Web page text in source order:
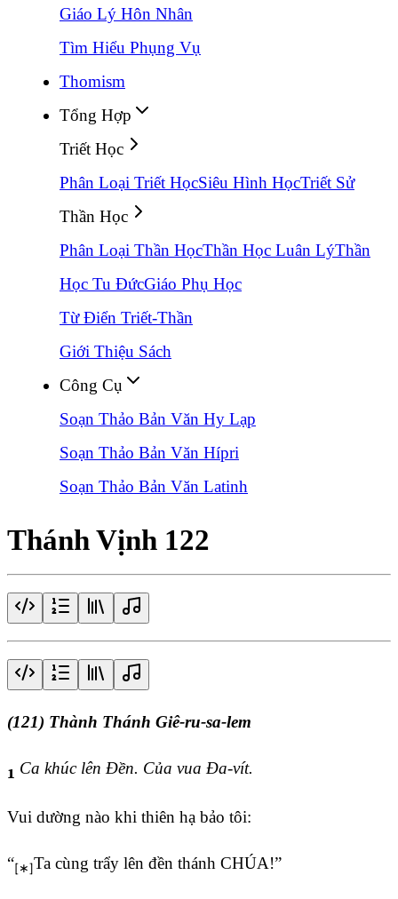
Giáo Lý Hôn Nhân
Tìm Hiểu Phụng Vụ
Thomism
Tổng Hợp
Triết Học
Phân Loại Triết HọcSiêu Hình HọcTriết Sử
Thần Học
Phân Loại Thần HọcThần Học Luân LýThần
Học Tu ĐứcGiáo Phụ Học
Từ Điển Triết-Thần
Giới Thiệu Sách
Công Cụ
Soạn Thảo Bản Văn Hy Lạp
Soạn Thảo Bản Văn Hípri
Soạn Thảo Bản Văn Latinh
Thánh Vịnh 122
(121) Thành Thánh Giê-ru-sa-lem
1 Ca khúc lên Đền. Của vua Đa-vít.
Vui dường nào khi thiên hạ bảo tôi:
“ Ta cùng trẩy lên đền thánh CHÚA!”